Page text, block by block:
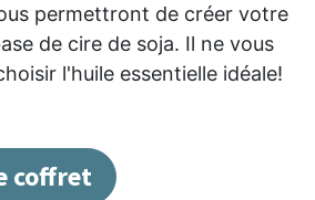
permettront de créer votre
de cire de soja. Il ne vous
l'huile essentielle idéale!
coffret